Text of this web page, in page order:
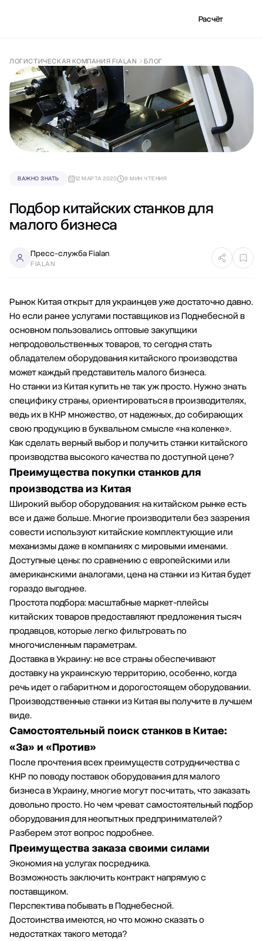
Расчёт
ЛОГИСТИЧЕСКАЯ КОМПАНИЯ FIALAN БЛОГ
ВАЖНО ЗНАТЬ 12 МАРТА 2020 9 МИН ЧТЕНИЯ
Подбор китайских станков для
малого бизнеса
Пресс-служба Fialan
FIALAN
Рынок Китая открыт для украинцев уже достаточно давно.
Но если ранее услугами поставщиков из Поднебесной в
основном пользовались оптовые закупщики
непродовольственных товаров, то сегодня стать
обладателем оборудования китайского производства
может каждый представитель малого бизнеса.
Но станки из Китая купить не так уж просто. Нужно знать
специфику страны, ориентироваться в производителях,
ведь их в КНР множество, от надежных, до собирающих
свою продукцию в буквальном смысле «на коленке».
Как сделать верный выбор и получить станки китайского
производства высокого качества по доступной цене?
Преимущества покупки станков для
производства из Китая
Широкий выбор оборудования: на китайском рынке есть
все и даже больше. Многие производители без зазрения
совести используют китайские комплектующие или
механизмы даже в компаниях с мировыми именами.
Доступные цены: по сравнению с европейскими или
американскими аналогами, цена на станки из Китая будет
гораздо выгоднее.
Простота подбора: масштабные маркет-плейсы
китайских товаров предоставляют предложения тысяч
продавцов, которые легко фильтровать по
многочисленным параметрам.
Доставка в Украину: не все страны обеспечивают
доставку на украинскую территорию, особенно, когда
речь идет о габаритном и дорогостоящем оборудовании.
Производственные станки из Китая вы получите в лучшем
виде.
Самостоятельный поиск станков в Китае:
«За» и «Против»
После прочтения всех преимуществ сотрудничества с
КНР по поводу поставок оборудования для малого
бизнеса в Украину, многие могут посчитать, что заказать
довольно просто. Но чем чреват самостоятельный подбор
оборудования для неопытных предпринимателей?
Разберем этот вопрос подробнее.
Преимущества заказа своими силами
Экономия на услугах посредника.
Возможность заключить контракт напрямую с
поставщиком.
Перспектива побывать в Поднебесной.
Достоинства имеются, но что можно сказать о
недостатках такого метода?